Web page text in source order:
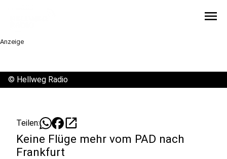
menu
Anzeige
© Hellweg Radio
Teilen: open_in_new
Keine Flüge mehr vom PAD nach
Frankfurt